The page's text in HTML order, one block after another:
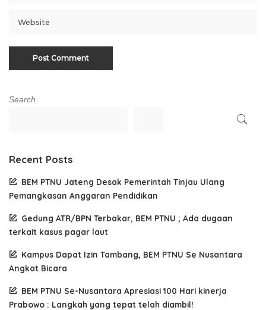
Search
Recent Posts
BEM PTNU Jateng Desak Pemerintah Tinjau Ulang
Pemangkasan Anggaran Pendidikan
Gedung ATR/BPN Terbakar, BEM PTNU ; Ada dugaan
terkait kasus pagar laut
Kampus Dapat Izin Tambang, BEM PTNU Se Nusantara
Angkat Bicara
BEM PTNU Se-Nusantara Apresiasi 100 Hari kinerja
Prabowo : Langkah yang tepat telah diambil!